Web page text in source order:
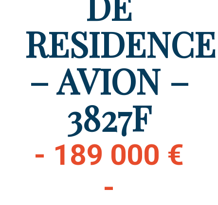
RESIDENCE
– AVION –
3827F
- 189 000 €
-